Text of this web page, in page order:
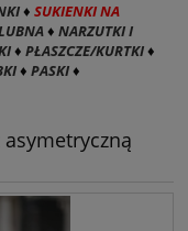
♦ SUKIENKI NA
♦ NARZUTKI I
♦ PŁASZCZE/KURTKI♦
♦ PASKI♦